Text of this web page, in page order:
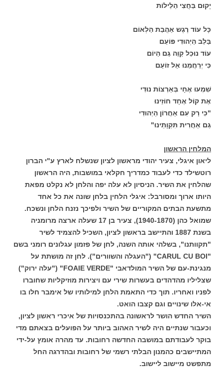
יָקוּם בַּחֲצִי הַלֵילוֹת
כָּל עוֹד רֶגֶש אַהֲבַת הַלְאוֹם
בַּלֵב הַיְהוּדִי פּוֹעֵם
עוֹד נוּכַל קַוֵה גַם הַיוֹם
כִּי יְרַחֲמֵנוּ אֵל זוֹעֵם
שִׁמְעוּ אֶחָי בְּאַרְצוֹת נוּדִי
אֶת קוֹל אֶחָד חוֹזֵינוּ
"כִּי רַק עִם אַחֲרוֹן הַיְהוּדִי
גַם אַחֲרִית תִּקְוָתֵינוּ"
המלחין הראשון
ליאון איגלי, צעיר יהודי מראשון לציון שנשלח לארץ ע"י הברון
רוטשילד כדי לעבוד כמדריך חקלאי במושבות, היה הראשון
שהלחין את השיר. הניסיון לא עלה יפה והלחן לא נקלט מפאת
היותו ארוך ומסורבל: איגלי הלחין בלחן שונה את כל אחד
מתשעת הבתים המקוריים של השיר ולפיכך נזנח הלחן ונשכח.
שמואל כהן (1940-1870), צעיר בן 17 שעלה ארצה מרומניה
בשנת 1887 והתיישב בראשון לציון, השכיל להצמיד לשיר
"תקוותנו", בשלהי אותה השנה, לחן של פזמון עגלונים רומני בשם
"CARUL CU BOI" ("העגלה והשוורים"). לחן זה מושתת על
מנגינת-עם של השיר המולדאבי "FOAIE VERDE" ("עלה ירוק")
שצליליו מהדהדים בעשרות שירי עם ויצירות מוזיקליות שחוברו
לפניו ואחריו. תוך כדי התאמת הלחן למילותיו של אימבר חלו בו
אי-אלו שינויים וגם קצבו הואט.
השיר החדש הושר לראשונה בהתכנסויות של איכרי ראשון לציון,
וכעבור שנתיים היה לשיר האהוב ביותר על הפועלים בצאתם מדי
בוקר לעבודתם במושבה החדשה רחובות. עד מהרה אומץ על-ידי
המתיישבים כהמנון הבלתי רשמי של רחובות ובהדרגה החל
מתפשט מיישוב ליישוב.